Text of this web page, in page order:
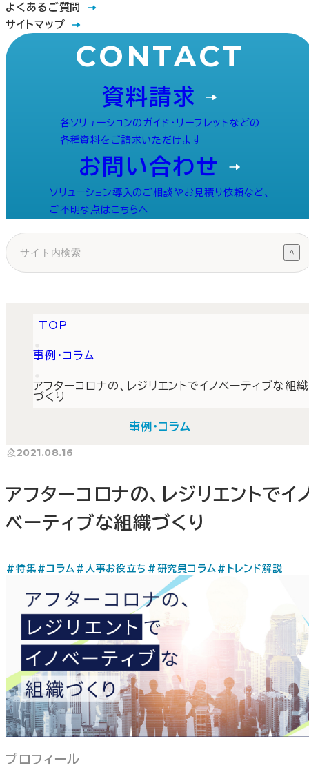
よくあるご質問
サイトマップ
CONTACT
資料請求
各ソリューションのガイド・リーフレットなどの
各種資料をご請求いただけます
お問い合わせ
ソリューション導入のご相談やお見積り依頼など、
ご不明な点はこちらへ
TOP
事例・コラム
アフターコロナの、レジリエントでイノベーティブな組織
づくり
事例・コラム
2021.08.16
アフターコロナの、レジリエントでイ
ベーティブな組織づくり
#特集 #コラム #人事お役立ち #研究員コラム #トレンド解説
プロフィール